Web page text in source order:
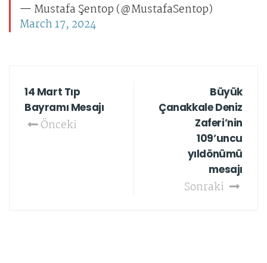
— Mustafa Şentop (@MustafaSentop)
March 17, 2024
14 Mart Tıp
Bayramı Mesajı
Önceki
Büyük
Çanakkale Deniz
Zaferi’nin
109’uncu
yıldönümü
mesajı
Sonraki